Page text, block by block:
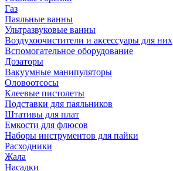
Газ
Паяльные ванны
Ультразвуковые ванны
Воздухоочистители и аксессуары для них
Вспомогательное оборудование
Дозаторы
Вакуумные манипуляторы
Оловоотсосы
Клеевые пистолеты
Подставки для паяльников
Штативы для плат
Емкости для флюсов
Наборы инструментов для пайки
Расходники
Жала
Насадки